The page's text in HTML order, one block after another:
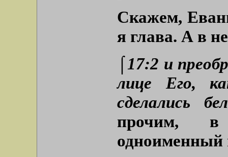
Скажем,
я глава. А в
⌠17:2 и
лице Его,
сделались
прочим, в
одноименный